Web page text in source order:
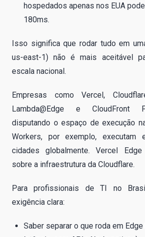
hospedados apenas nos EUA
180ms.
Isso significa que rodar tudo em
us-east-1) não é mais aceitável
escala nacional.
Empresas como Vercel,
Lambda@Edge e CloudFront
disputando o espaço de execução
Workers, por exemplo,
cidades globalmente. Vercel
sobre a infraestrutura da Cloudflare.
Para profissionais de TI no
exigência clara:
Saber separar o que roda em